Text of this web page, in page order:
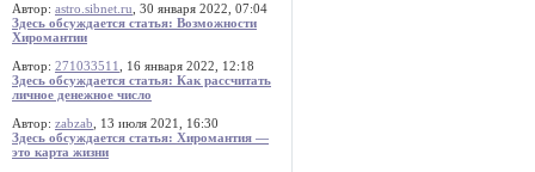
Автор: astro.sibnet.ru , 30 января 2022, 07:04
Здесь обсуждается статья: Возможности
Хиромантии
Автор: 271033511
, 16 января 2022, 12:18
Здесь обсуждается статья: Как рассчитать
личное денежное число
Автор: zabzab , 13 июля 2021, 16:30
Здесь обсуждается статья: Хиромантия —
это карта жизни